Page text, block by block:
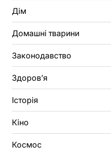
Дім
Домашні тварини
Законодавство
Здоров’я
Історія
Кіно
Космос